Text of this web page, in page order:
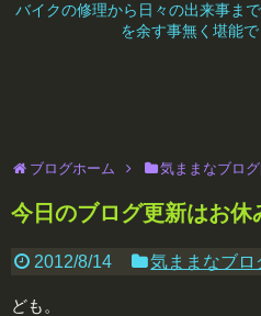
バイクの修理から日々の出来事ま
を余す事無く堪能で
ブログホーム 気ままなブロ
今日のブログ更新はお休
2012/8/14 気ままなブロ
ども。